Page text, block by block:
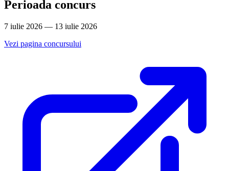
Perioada concurs
7 iulie 2026 — 13 iulie 2026
Vezi pagina concursului